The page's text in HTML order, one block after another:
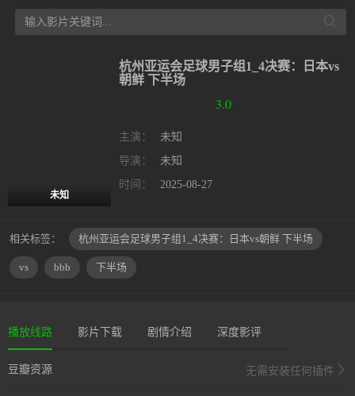
未知
杭州亚运会足球男子组1_4决赛：日本vs
朝鲜 下半场
3.0
主演：
未知
导演：
未知
时间：
2025-08-27
相关标签： 杭州亚运会足球男子组1_4决赛：日本vs朝鲜 下半场
vs bbb 下半场
播放线路 影片下载 剧情介绍 深度影评
豆瓣资源 无需安装任何插件